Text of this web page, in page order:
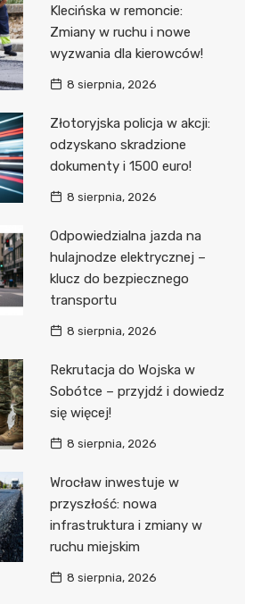
Klecińska w remoncie:
Zmiany w ruchu i nowe
wyzwania dla kierowców!
8 sierpnia, 2026
Złotoryjska policja w akcji:
odzyskano skradzione
dokumenty i 1500 euro!
8 sierpnia, 2026
Odpowiedzialna jazda na
hulajnodze elektrycznej –
klucz do bezpiecznego
transportu
8 sierpnia, 2026
Rekrutacja do Wojska w
Sobótce – przyjdź i dowiedz
się więcej!
8 sierpnia, 2026
Wrocław inwestuje w
przyszłość: nowa
infrastruktura i zmiany w
ruchu miejskim
8 sierpnia, 2026